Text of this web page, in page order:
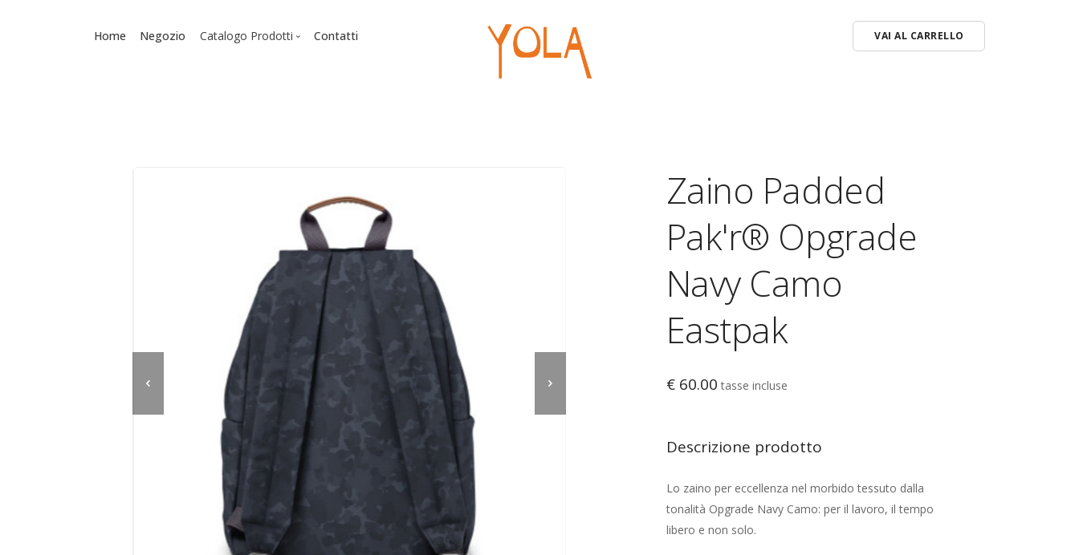
Home Negozio Catalogo Prodotti
Articoli Vari
Contatti VAI AL CARRELLO
Zaino Padded
Pak'r® Opgrade
Navy Camo
Eastpak
€ 60.00 tasse incluse
Descrizione prodotto
Lo zaino per eccellenza nel morbido tessuto dalla
tonalità Opgrade Navy Camo: per il lavoro, il tempo
libero e non solo.